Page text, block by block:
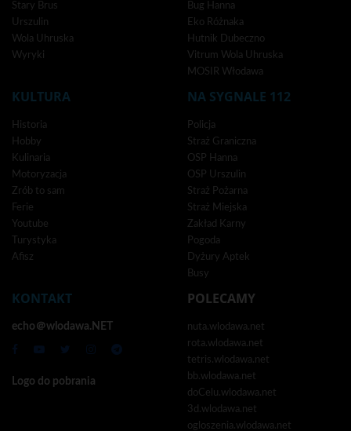
Stary Brus
Urszulin
Wola Uhruska
Wyryki
Bug Hanna
Eko Różnaka
Hutnik Dubeczno
Vitrum Wola Uhruska
MOSIR Włodawa
KULTURA
Historia
Hobby
Kulinaria
Motoryzacja
Zrób to sam
Ferie
Youtube
Turystyka
Afisz
NA SYGNALE 112
Policja
Straż Graniczna
OSP Hanna
OSP Urszulin
Straż Pożarna
Straż Miejska
Zakład Karny
Pogoda
Dyżury Aptek
Busy
KONTAKT
echo＠wlodawa.NET
Logo do pobrania
POLECAMY
nuta.wlodawa.net
rota.wlodawa.net
tetris.wlodawa.net
bb.wlodawa.net
doCelu.wlodawa.net
3d.wlodawa.net
ogloszenia.wlodawa.net